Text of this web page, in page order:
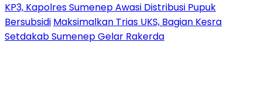
KP3, Kapolres Sumenep Awasi Distribusi Pupuk
Bersubsidi Maksimalkan Trias UKS, Bagian Kesra
Setdakab Sumenep Gelar Rakerda